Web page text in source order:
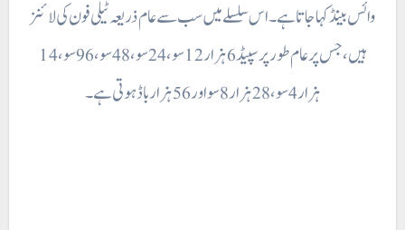
وائس بینڈ کہا جاتا ہے۔ اس سلسلے میں سب سے عام ذریعہ ٹیلی فون کی لائنز
ہیں، جس پر عام طور پر سپیڈ 6 ہزار 12 سو ، 24 سو، 48 سو ، 96 سو، 14
ہزار 4 سو ، 28 ہزار 8 سو اور 56 ہزار باڈ ہوتی ہے۔